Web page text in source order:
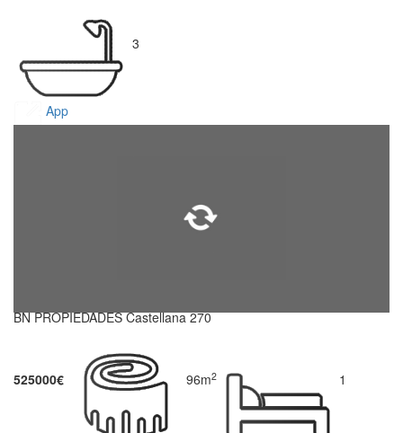
3
App
BN PROPIEDADES Castellana 270
525000€ 96m2 1